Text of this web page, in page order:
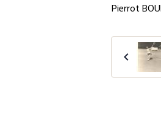
Pierrot